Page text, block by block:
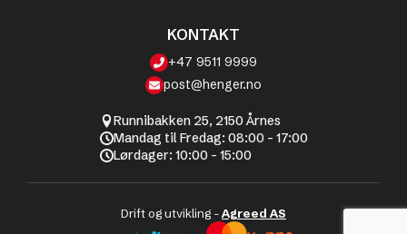
KONTAKT
+47 9511 9999
post@henger.no
Runnibakken 25, 2150 Årnes
Mandag til Fredag: 08:00 - 17:00
Lørdager: 10:00 - 15:00
Drift og utvikling -Agreed AS